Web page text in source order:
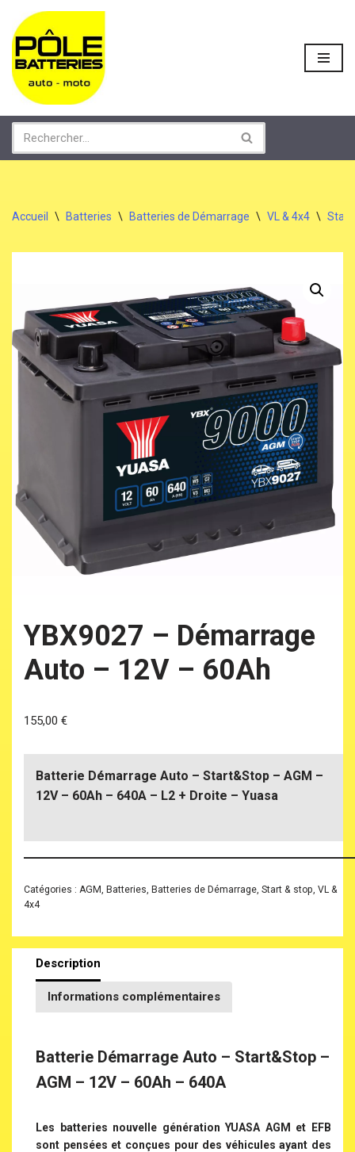
Aller
au
contenu
Accueil \ Batteries \ Batteries de Démarrage \ VL & 4x4 \ Start
YBX9027 – Démarrage
Auto – 12V – 60Ah
155,00 €
Batterie Démarrage Auto – Start&Stop – AGM –
12V – 60Ah – 640A – L2 + Droite – Yuasa
Catégories : AGM Batteries Batteries de Démarrage Start & stop VL &
4x4
Description
Informations complémentaires
Batterie Démarrage Auto – Start&Stop –
AGM – 12V – 60Ah – 640A
Les batteries nouvelle génération YUASA AGM et EFB
sont pensées et conçues pour des véhicules ayant des